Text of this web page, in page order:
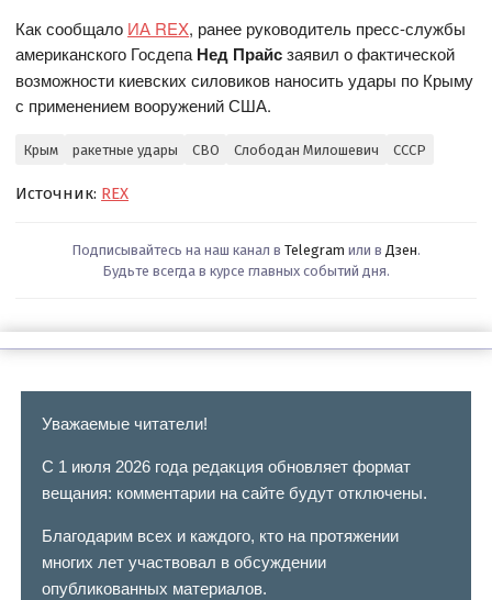
Как сообщало ИА REX, ранее руководитель пресс-службы
американского Госдепа Нед Прайсзаявил о фактической
возможности киевских силовиков наносить удары по Крыму
с применением вооружений США.
Крым ракетные удары СВО Слободан Милошевич СССР
Источник: REX
Подписывайтесь на наш канал в Telegram или в Дзен.
Будьте всегда в курсе главных событий дня.
Уважаемые читатели!
С 1 июля 2026 года редакция обновляет формат
вещания: комментарии на сайте будут отключены.
Благодарим всех и каждого, кто на протяжении
многих лет участвовал в обсуждении
опубликованных материалов.